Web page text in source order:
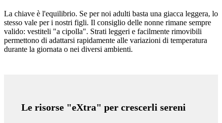
La chiave è l'equilibrio. Se per noi adulti basta una giacca leggera, lo
stesso vale per i nostri figli. Il consiglio delle nonne rimane sempre
valido: vestiteli "a cipolla". Strati leggeri e facilmente rimovibili
permettono di adattarsi rapidamente alle variazioni di temperatura
durante la giornata o nei diversi ambienti.
Le risorse "eXtra" per crescerli sereni